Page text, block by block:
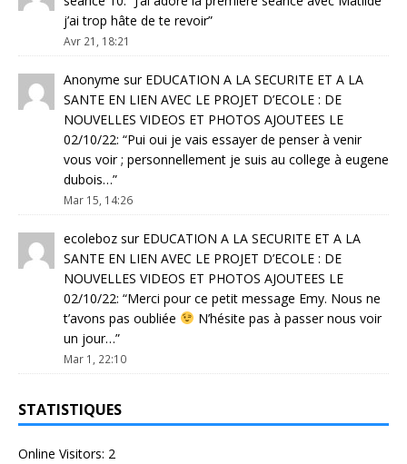
j’ai trop hâte de te revoir”
Avr 21, 18:21
Anonyme sur EDUCATION A LA SECURITE ET A LA
SANTE EN LIEN AVEC LE PROJET D’ECOLE : DE
NOUVELLES VIDEOS ET PHOTOS AJOUTEES LE
02/10/22: “Pui oui je vais essayer de penser à venir
vous voir ; personnellement je suis au college à eugene
dubois…”
Mar 15, 14:26
ecoleboz sur EDUCATION A LA SECURITE ET A LA
SANTE EN LIEN AVEC LE PROJET D’ECOLE : DE
NOUVELLES VIDEOS ET PHOTOS AJOUTEES LE
02/10/22: “Merci pour ce petit message Emy. Nous ne
t’avons pas oubliée
N’hésite pas à passer nous voir
un jour…”
Mar 1, 22:10
STATISTIQUES
Online Visitors: 2